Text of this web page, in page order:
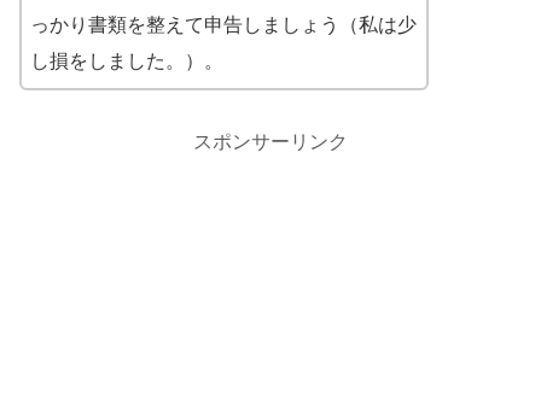
っかり書類を整えて申告しましょう（私は少
し損をしました。）。
スポンサーリンク